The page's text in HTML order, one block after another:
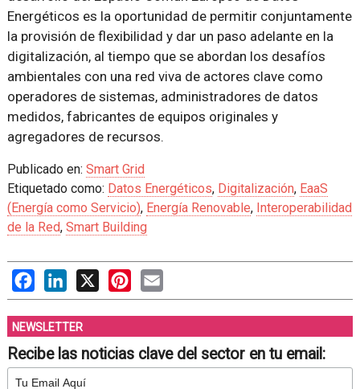
Energéticos es la oportunidad de permitir conjuntamente
la provisión de flexibilidad y dar un paso adelante en la
digitalización, al tiempo que se abordan los desafíos
ambientales con una red viva de actores clave como
operadores de sistemas, administradores de datos
medidos, fabricantes de equipos originales y
agregadores de recursos.
Publicado en: Smart Grid
Etiquetado como: Datos Energéticos, Digitalización, EaaS
(Energía como Servicio), Energía Renovable, Interoperabilidad
de la Red, Smart Building
FacebookLinkedIn
X PinterestEmail
NEWSLETTER
Recibe las noticias clave del sector en tu email: